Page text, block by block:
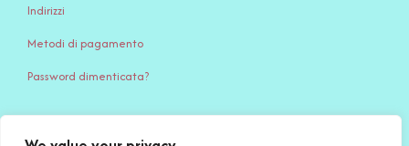
Indirizzi
Metodi di pagamento
Password dimenticata?